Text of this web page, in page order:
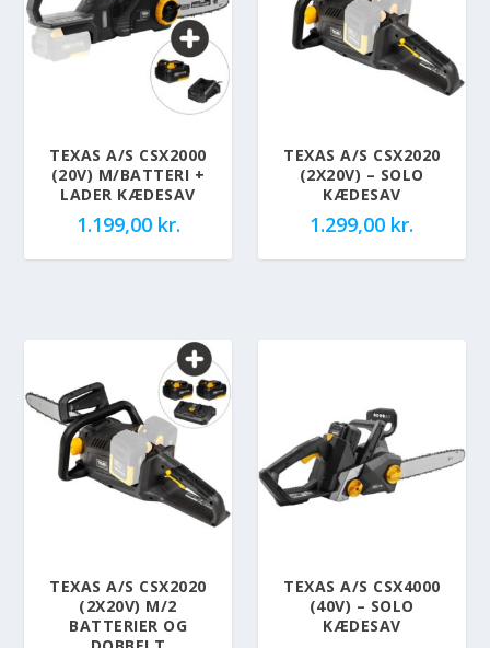
TEXAS A/S CSX2000
(20V) M/BATTERI +
LADER KÆDESAV
1.199,00 kr.
TEXAS A/S CSX2020
(2X20V) – SOLO
KÆDESAV
1.299,00 kr.
TEXAS A/S CSX2020
(2X20V) M/2
BATTERIER OG
TEXAS A/S CSX4000
(40V) – SOLO
KÆDESAV